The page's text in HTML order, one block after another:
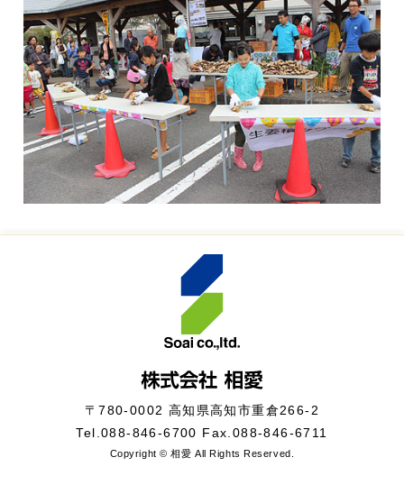
〒780-0002 高知県高知市重倉266-2
Tel.088-846-6700 Fax.088-846-6711
Copyright © 相愛 All Rights Reserved.